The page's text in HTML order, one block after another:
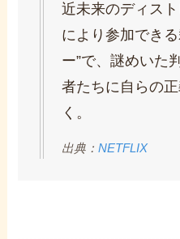
近未来のディス
により参加でき
ー”で、謎めいた
者たちに自らの
く。
出典：NETFLIX